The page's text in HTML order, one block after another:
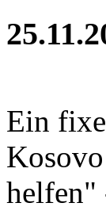
Ein
helfen"